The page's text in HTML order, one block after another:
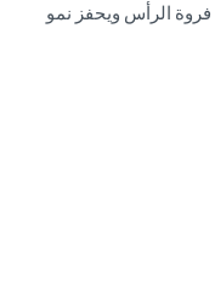
الرأس ويحفز نمو